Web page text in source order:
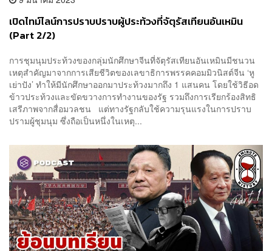
เปิดไทม์ไลน์การปราบปราบผู้ประท้วงที่จัตุรัสเทียนอันเหมิน
(Part 2/2)
การชุมนุมประท้วงของกลุ่มนักศึกษาจีนที่จัตุรัสเทียนอันเหมินมีชนวน
เหตุสำคัญมาจากการเสียชีวิตของเลขาธิการพรรคคอมมิวนิสต์จีน ‘หู
เย่าปัง’ ทำให้มีนักศึกษาออกมาประท้วงมากถึง 1 แสนคน โดยใช้วิธีอด
ข้าวประท้วงและขัดขวางการทำงานของรัฐ รวมถึงการเรียกร้องสิทธิ
เสรีภาพจากสื่อมวลชน แต่ทางรัฐกลับใช้ความรุนแรงในการปราบ
ปรามผู้ชุมนุม ซึ่งถือเป็นหนึ่งในเหตุ...